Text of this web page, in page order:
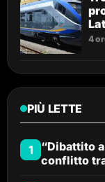
4
PIÙ LETTE
1
“Dibattito
conflitto